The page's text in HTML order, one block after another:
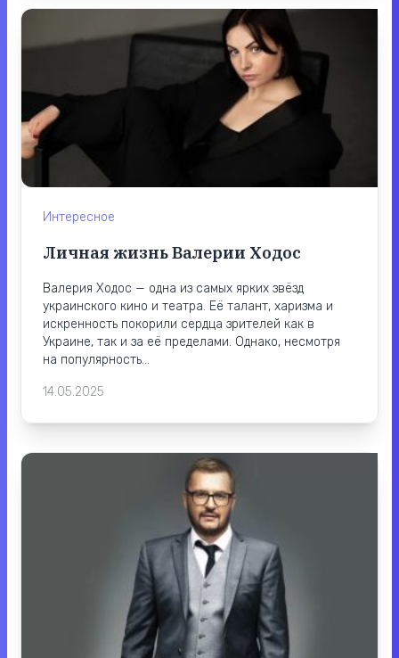
Интересное
Личная жизнь Валерии Ходос
Валерия Ходос — одна из самых ярких звёзд
украинского кино и театра. Её талант, харизма и
искренность покорили сердца зрителей как в
Украине, так и за её пределами. Однако, несмотря
на популярность...
14.05.2025